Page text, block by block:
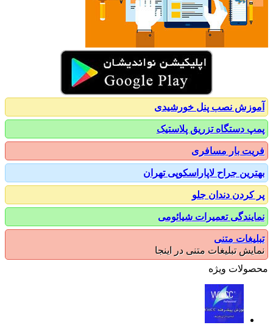
نصب پنل خورشیدی
دستگاه تزریق پلاستیک
بار مسافری
جراح لاپاراسکوپی تهران
دندان جلو
تعمیرات شیائومی
متنی
تبلیغات متنی در اینجا
ویژه